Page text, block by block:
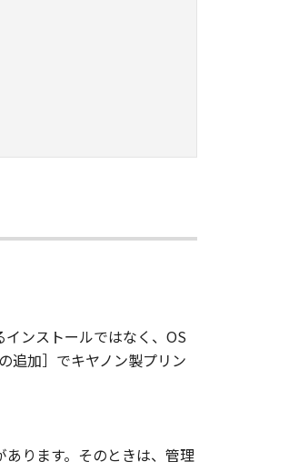
本ソフトウェ
ること、もしく
「指定機器」に
使用させることが
と黙示たるとを問
ジニアリング等
は削除してはな
ンストールではなく、OS
追加］でキヤノン製プリン
ります。そのときは、管理